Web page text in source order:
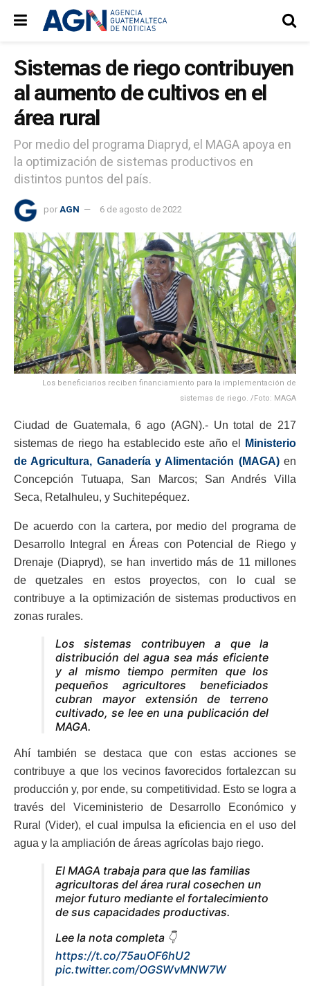
Sistemas de riego contribuyen
al aumento de cultivos en el
área rural
Por medio del programa Diapryd, el MAGA apoya en
la optimización de sistemas productivos en
distintos puntos del país.
por AGN 6 de agosto de 2022
Los beneficiarios reciben financiamiento para la implementación de
sistemas de riego. /Foto: MAGA
Ciudad de Guatemala, 6 ago (AGN).- Un total de 217
sistemas de riego ha establecido este año el
Ministerio
de Agricultura, Ganadería y Alimentación (MAGA)en
Concepción Tutuapa, San Marcos; San Andrés Villa
Seca, Retalhuleu, y Suchitepéquez.
De acuerdo con la cartera, por medio del programa de
Desarrollo Integral en Áreas con Potencial de Riego y
Drenaje (Diapryd), se han invertido más de 11 millones
de quetzales en estos proyectos, con lo cual se
contribuye a la optimización de sistemas productivos en
zonas rurales.
Los sistemas contribuyen a que la
distribución del agua sea más eficiente
y al mismo tiempo permiten que los
pequeños agricultores beneficiados
cubran mayor extensión de terreno
cultivado, se lee en una publicación del
MAGA.
Ahí también se destaca que con estas acciones se
contribuye a que los vecinos favorecidos fortalezcan su
producción y, por ende, su competitividad. Esto se logra a
través del Viceministerio de Desarrollo Económico y
Rural (Vider), el cual impulsa la eficiencia en el uso del
agua y la ampliación de áreas agrícolas bajo riego.
El MAGA trabaja para que las familias
agricultoras del área rural cosechen un
mejor futuro mediante el fortalecimiento
de sus capacidades productivas.
Lee la nota completa 👇
https://t.co/75auOF6hU2
pic.twitter.com/OGSWvMNW7W